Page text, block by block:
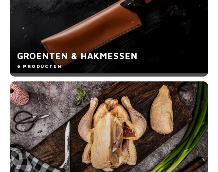
GROENTEN & HAKMESSEN
6 PRODUCTEN